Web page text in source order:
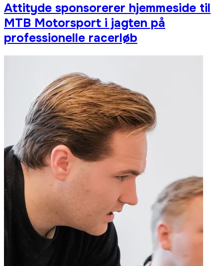
Attityde sponsorerer hjemmeside til
MTB Motorsport i jagten på
professionelle racerløb